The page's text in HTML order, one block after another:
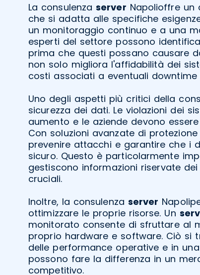
La consulenza server Napolioffre un
che si adatta alle specifiche
un monitoraggio continuo e a una
esperti del settore possono
prima che questi possano causare
non solo migliora l'affidabilità dei
costi associati a eventuali downtime
Uno degli aspetti più critici della
sicurezza dei dati. Le violazioni dei
aumento e le aziende devono
Con soluzioni avanzate di
prevenire attacchi e garantire che i
sicuro. Questo è particolarmente
gestiscono informazioni riservate dei
cruciali.
Inoltre, la consulenza server
ottimizzare le proprie risorse. Un
monitorato consente di sfruttare al
proprio hardware e software. Ciò si
delle performance operative e in
possono fare la differenza in un
competitivo.